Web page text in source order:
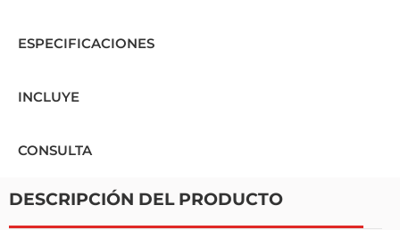
ESPECIFICACIONES
INCLUYE
CONSULTA
DESCRIPCIÓN DEL PRODUCTO